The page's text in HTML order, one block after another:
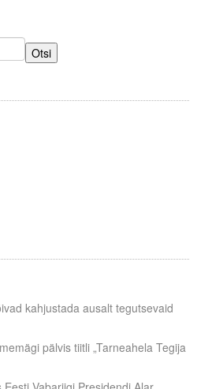
Otsi
kahjustada ausalt tegutsevaid
pälvis tiitli „Tarneahela Tegija